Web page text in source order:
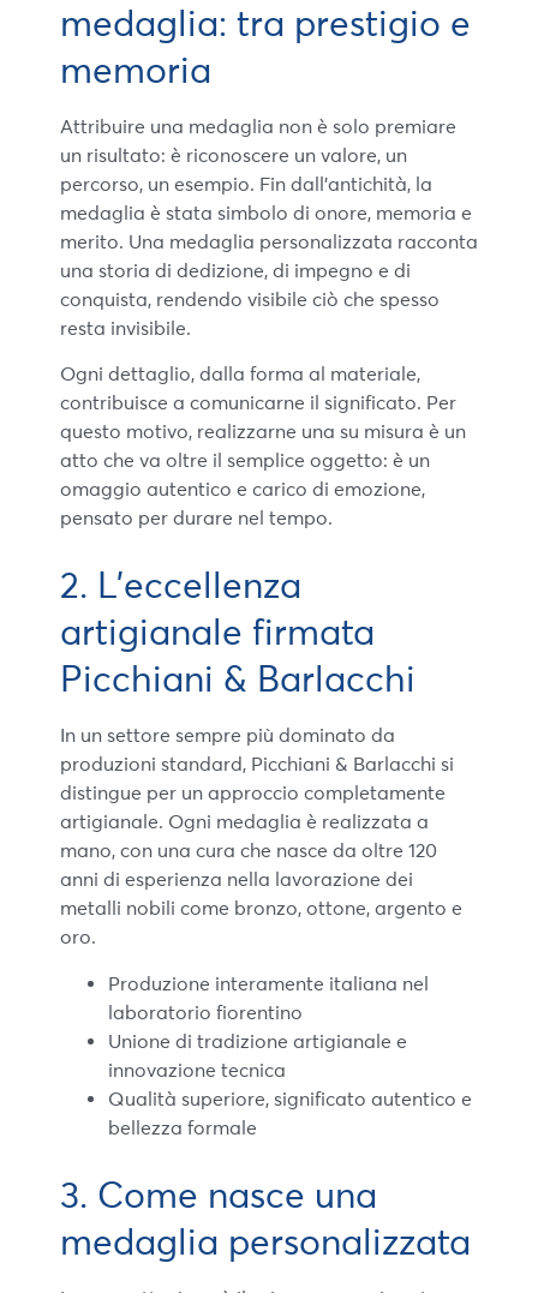
medaglia: tra prestigio e
memoria
Attribuire una medaglia non è solo premiare
un risultato: è riconoscere un valore, un
percorso, un esempio. Fin dall’antichità, la
medaglia è stata simbolo di onore, memoria e
merito. Una medaglia personalizzata racconta
una storia di dedizione, di impegno e di
conquista, rendendo visibile ciò che spesso
resta invisibile.
Ogni dettaglio, dalla forma al materiale,
contribuisce a comunicarne il significato. Per
questo motivo, realizzarne una su misura è un
atto che va oltre il semplice oggetto: è un
omaggio autentico e carico di emozione,
pensato per durare nel tempo.
2. L’eccellenza
artigianale firmata
Picchiani & Barlacchi
In un settore sempre più dominato da
produzioni standard, Picchiani & Barlacchi si
distingue per un approccio completamente
artigianale. Ogni medaglia è realizzata a
mano, con una cura che nasce da oltre 120
anni di esperienza nella lavorazione dei
metalli nobili come bronzo, ottone, argento e
oro.
Produzione interamente italiana nel
laboratorio fiorentino
Unione di tradizione artigianale e
innovazione tecnica
Qualità superiore, significato autentico e
bellezza formale
3. Come nasce una
medaglia personalizzata